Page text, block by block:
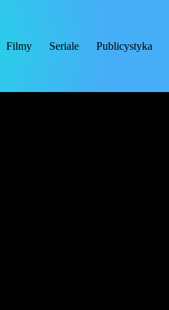
Filmy Seriale Publicystyka